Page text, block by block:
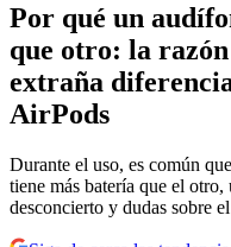
Por qué un
que otro: la
extraña
AirPods
Durante el uso, es común
tiene más batería que el
desconcierto y dudas sobre